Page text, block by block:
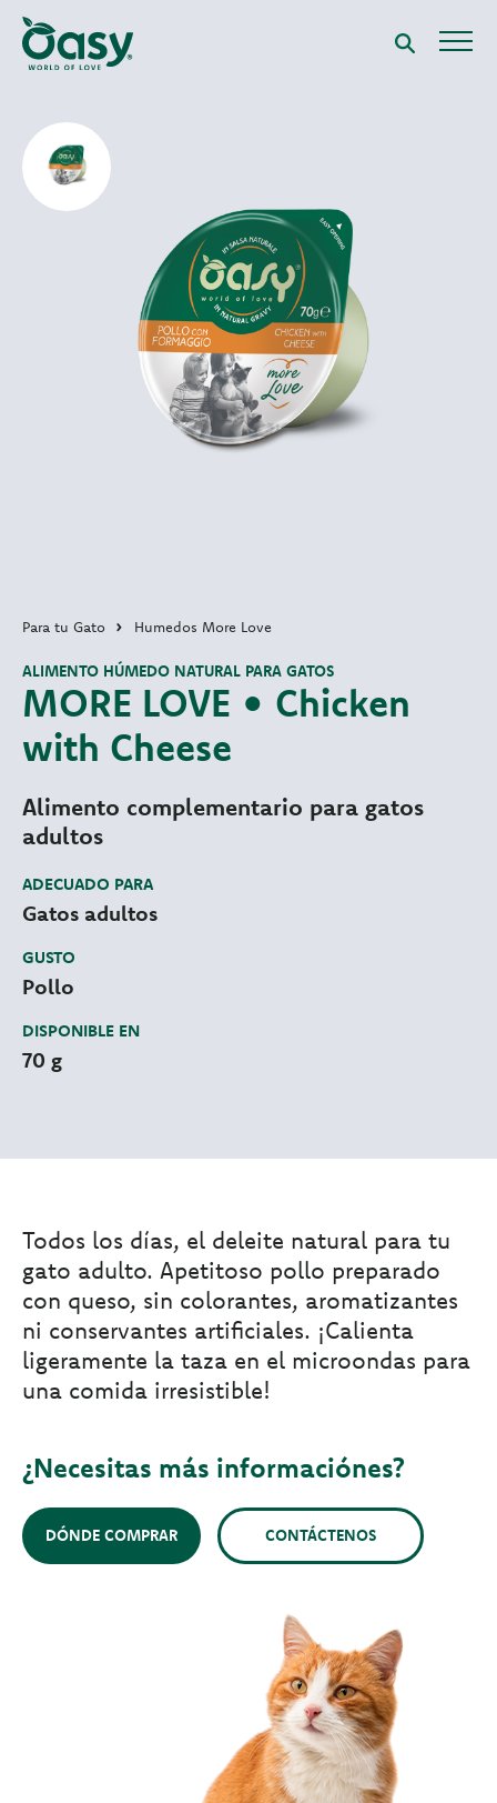
Para tu Gato Humedos More Love
MORE LOVE • Chicken
with Cheese
ALIMENTO HÚMEDO NATURAL PARA GATOS
Alimento complementario para gatos
adultos
ADECUADO PARA
Gatos adultos
GUSTO
Pollo
DISPONIBLE EN
70 g
Todos los días, el deleite natural para tu
gato adulto. Apetitoso pollo preparado
con queso, sin colorantes, aromatizantes
ni conservantes artificiales. ¡Calienta
ligeramente la taza en el microondas para
una comida irresistible!
¿Necesitas más informaciónes?
DÓNDE COMPRAR CONTÁCTENOS